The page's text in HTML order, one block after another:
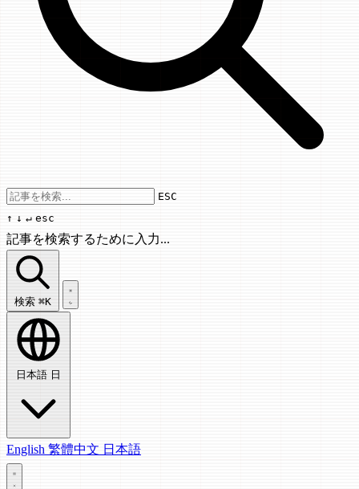
Use arrow keys to navigate results,
ESC
↑ ↓ ↵ esc
記事を検索するために入力...
記事を検索...
検索 ⌘K
日本語 日
English 繁體中文 日本語